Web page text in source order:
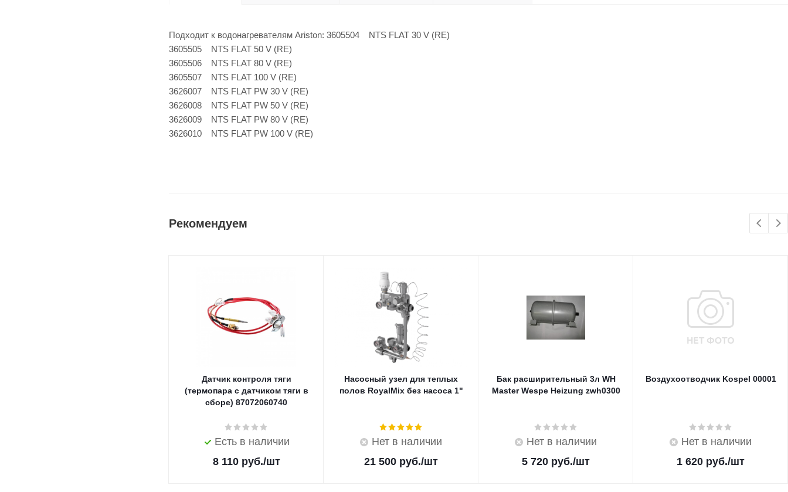
Подходит к водонагревателям Ariston: 3605504 NTS FLAT 30 V (RE)
3605505 NTS FLAT 50 V (RE)
3605506 NTS FLAT 80 V (RE)
3605507 NTS FLAT 100 V (RE)
3626007 NTS FLAT PW 30 V (RE)
3626008 NTS FLAT PW 50 V (RE)
3626009 NTS FLAT PW 80 V (RE)
3626010 NTS FLAT PW 100 V (RE)
Рекомендуем
Датчик контроля тяги
(термопара с датчиком тяги в
сборе) 87072060740
Есть в наличии
8 110руб./шт
Насосный узел для теплых
полов RoyalMix без насоса 1"
Нет в наличии
21 500 руб./шт
Бак расширительный 3л WH
Master Wespe Heizung zwh0300
Нет в наличии
5 720 руб./шт
Воздухоотводчик Kospel 00001
Нет в наличии
1 620 руб./шт